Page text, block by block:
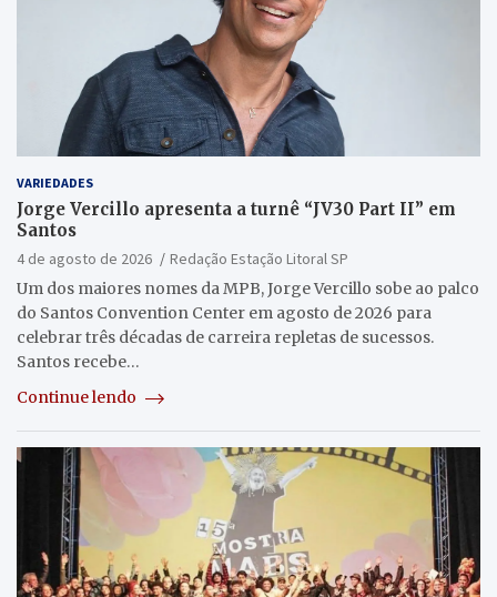
VARIEDADES
Jorge Vercillo apresenta a turnê “JV30 Part II” em
Santos
4 de agosto de 2026
Redação Estação Litoral SP
Um dos maiores nomes da MPB, Jorge Vercillo sobe ao palco
do Santos Convention Center em agosto de 2026 para
celebrar três décadas de carreira repletas de sucessos.
Santos recebe…
Continue lendo